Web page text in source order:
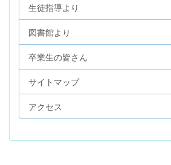
生徒指導より
図書館より
卒業生の皆さん
サイトマップ
アクセス